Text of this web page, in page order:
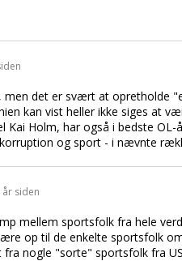
men det er svært at opretholde
kan vist heller ikke siges at
Kai Holm, har også i bedste
og sport - i nævnte
siden
mellem sportsfolk fra hele
op til de enkelte sportsfolk
nogle "sorte" sportsfolk fra